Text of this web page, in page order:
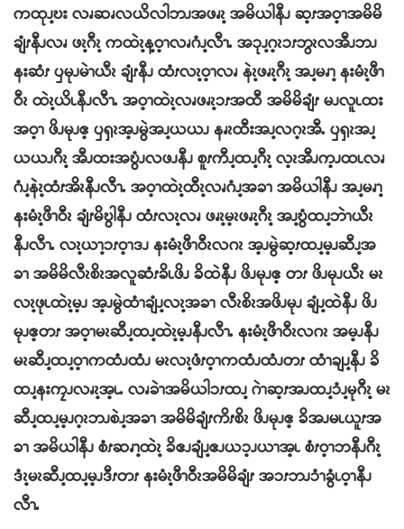
ကထုၪ့ဎး လၧဆၧလယိလါဘၪအဖၧၩ့ အမိယါနီၪ ဆ့ၭအဝ့ၫအမိမိ
ချံၭနီၪလၧ ဖၩ့ဂီၩ့ ကထဲၩ့န့ဝ့ၫလၧဂံၪ့လီၫႉ အၥုၪ့ဂ့ၩၥၭဘွၩလအီၪဘၪ
နးဆံၭ ၦမုၪမဲၫယီၩ ချံၭနီၪ ထံၭလၩ့ဝ့ၫလၧ နဲၩ့ဖၧၩ့ဂီၩ့ အၪ့မၧၫ့ နးမံၩ့ဖီၫ
ဝီၩ ထဲၩ့ယိၬနီၪလီၫႉအဝ့ၫထဲၩ့လၧဖၧၩ့ၥၭအထီ အမိမိချံၭ မၪလူၬထး
အဝ့ၫ ဖိၪမုၪဧ့ ၦၡၩအ့ၪမွဲအၪ့ယယၪ နၧၩထီးအၪ့လဂ့ၩအီႉ ၦၡၩအၪ့
ယယၪဂီၩ့ အီၪထးအဎွံၪလဖၪနီၪ စူၭကီၪ့ထၪ့ဂီၩ့ လ့ၩအီၪက့ၪထၬလၧ
ဂံၪ့နဲၩ့ထံၭအိၩနီၪလီၫႉ အဝ့ၫထဲၩ့ထီၩ့လၧဂံၪ့အခၫ အမိယါနီၪ အၪ့မၧၫ့
နးမံၩ့ဖီၫဝီၩ ချံၭမိဎွါနီၪ ထံၭလၩ့လၧ ဖၧၩ့မ့ၩဖၧၩ့ဂီၩ့ အၪ့ဎွံထၪ့ဘဲၫယီၩ
နီၪလီၫႉ လၩ့ယၫ့ၥၭဝ့ၫဒၪ နးမံၩ့ဖီၫဝီၩလဂၩ အ့ၪမွဲဆ့ၭထၪ့မ့ၪဆီၪ့အ
ခၫ အမိမိလီၩစိၩအလူဆံၭခိၬဖိၪ ခိထဲနီၪ ဖိၪမုၪဧ့ တၭ ဖိၪမုၪယီၩ မၩ
လၩ့ဖုၬထဲၩ့မ့ၪ အ့ၪမွဲထံၫချံၪ့လၩ့အခၫ လီၩစိၩအဖိၪမုၪ ချံၪ့ထဲနီၪ ဖိၪ
မုၪဧ့တၭ အဝ့ၫမၩဆီၪ့ထၪ့ထဲၩ့မ့ၪနီၪလီၫႉ နးမံၩ့ဖီၫဝီၩလဂၩ အမ့ၪနီၪ
မၩဆီၪ့ထၪ့ဝ့ၫကထံၪထံၪ မၩလၩ့ဖံၭဝ့ၫကထံၪထံၪတၭ ထံၫချၪ့နီၪ ခိ
ထၪ့နးကၠၪလၧၩ့အ့ၬႉ လၧခဲၫအမိယါၥၭထၪ့ ဂဲၫဆ့ၭအၪထၪ့ၥံၪ့မုဂီၩ့ မၩ
ဆီၪ့ထၪ့မ့ၪဂ့ၩဘၪစဲၪ့အခၫ အမိမိချံၭကိၭစိၩ ဖိၪမုၪဧ့ ခိအၪမၬယူၭအ
ခၫ အမိယါနီၪ စံၭဆၧၫ့ထဲၩ့ ခိဧၪချံၪ့ဧၪယၥ့ၪယၫအ့ၬ စံၭဝ့ၫဘနီၪဂီၩ့
ဒံၩ့မၩဆီၪ့ထၪ့မ့ၪဒီၭတၭ နးမံၩ့ဖီၫဝီၩအမိမိချံၭ အၥၭဘၪၥံၫခွံၬဝ့ၫနီၪ
လီၫႉ